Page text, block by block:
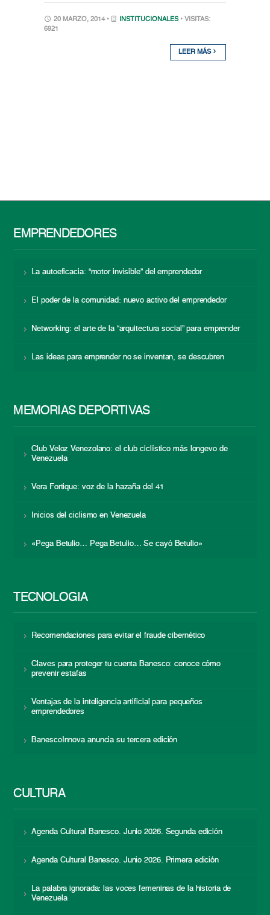
20 MARZO, 2014 • INSTITUCIONALES • VISITAS:
6921
LEER MÁS
EMPRENDEDORES
La autoeficacia: “motor invisible” del emprendedor
El poder de la comunidad: nuevo activo del emprendedor
Networking: el arte de la “arquitectura social” para emprender
Las ideas para emprender no se inventan, se descubren
MEMORIAS DEPORTIVAS
Club Veloz Venezolano: el club ciclístico más longevo de
Venezuela
Vera Fortique: voz de la hazaña del 41
Inicios del ciclismo en Venezuela
«Pega Betulio… Pega Betulio… Se cayó Betulio»
TECNOLOGÍA
Recomendaciones para evitar el fraude cibernético
Claves para proteger tu cuenta Banesco: conoce cómo
prevenir estafas
Ventajas de la inteligencia artificial para pequeños
emprendedores
BanescoInnova anuncia su tercera edición
CULTURA
Agenda Cultural Banesco. Junio 2026. Segunda edición
Agenda Cultural Banesco. Junio 2026. Primera edición
La palabra ignorada: las voces femeninas de la historia de
Venezuela